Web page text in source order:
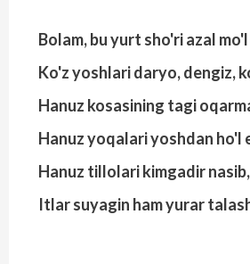
Bolam, bu yurt sho'ri azal
Ko'z yoshlari daryo, dengiz,
Hanuz kosasining tagi
Hanuz yoqalari yoshdan ho'l
Hanuz tillolari kimgadir nasib,
Itlar suyagin ham yurar